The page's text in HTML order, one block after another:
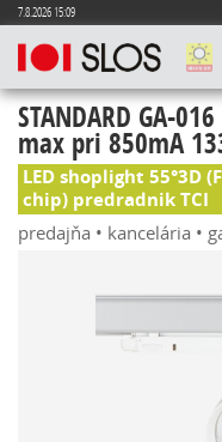
7.8.2026 15:09
STANDARD GA-
max pri 850mA
LED shoplight 55°3D
chip) predradnik TCI
predajňa • kancelária •